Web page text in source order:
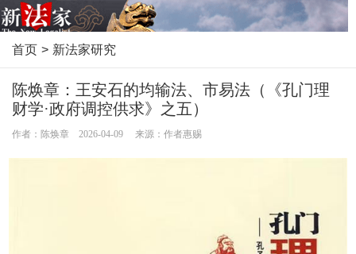
首页 > 新法家研究
陈焕章：王安石的均输法、市易法（《孔门理
财学·政府调控供求》之五）
作者：陈焕章 2026-04-09 来源：作者惠赐